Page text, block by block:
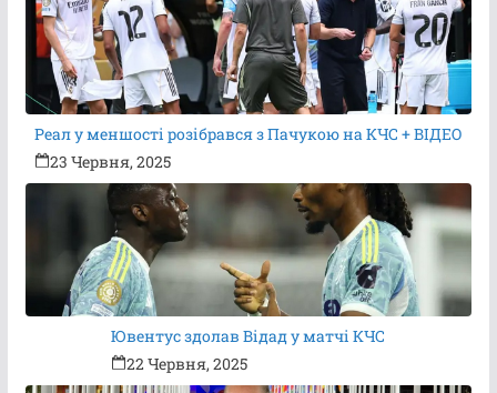
Реал у меншості розібрався з Пачукою на КЧС + ВІДЕО
23 Червня, 2025
Ювентус здолав Відад у матчі КЧС
22 Червня, 2025